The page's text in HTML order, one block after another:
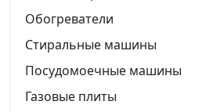
Обогреватели
Стиральные машины
Посудомоечные машины
Газовые плиты